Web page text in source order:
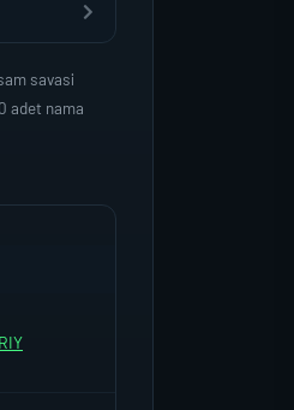
savasi
adet nama